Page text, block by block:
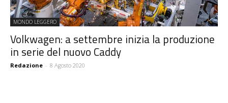
MONDO LEGGERO
Volkwagen: a settembre inizia la produzione
in serie del nuovo Caddy
Redazione - 8 Agosto 2020